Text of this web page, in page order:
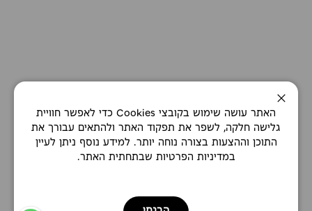
סגירה
האתר עושה שימוש בקובצי Cookies כדי לאפשר חוויית
גלישה חלקה, לשפר את תפקוד האתר ולהתאים עבורך את
התוכן וההצעות בצורה נוחה יותר. למידע נוסף ניתן לעיין
במדיניות הפרטיות שבתחתית האתר.